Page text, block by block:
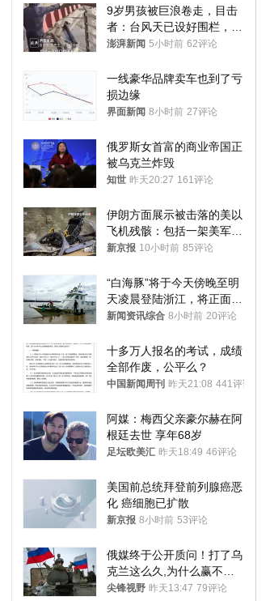
9岁男孩被巨浪卷走，目击
者：台风天已设好围栏，一
家四口翻入时保安曾喊话劝
澎湃新闻 5小时前 62评论
一线豪华品牌卖车也到了亏
损边缘
界面新闻 8小时前 27评论
俄罗斯女首富的商业帝国正
被乌克兰炸毁
知世 昨天20:27 161评论
伊朗方面展示被击落的美以
飞机残骸：包括一架美军F-
15战斗机残骸以及多架无人
新京报 10小时前 85评论
“白海豚”将于今天傍晚至明
天凌晨登陆浙江，将正面袭
击、贯穿浙江
新闻资讯综合 8小时前 20评论
十多万人报名的考试，成绩
全部作废，公平么？
中国新闻周刊 昨天21:08 441评论
阿媒：梅西父亲豪尔赫在阿
根廷去世 享年68岁
足坛欧美汇 昨天18:49 46评论
美国前总统拜登前列腺癌恶
化 癌细胞已扩散
新京报 8小时前 53评论
俄媒终于公开质问！打了乌
克兰这么久,为什么赢不了?
答案令人沉默
尖锋视野 昨天13:47 79评论